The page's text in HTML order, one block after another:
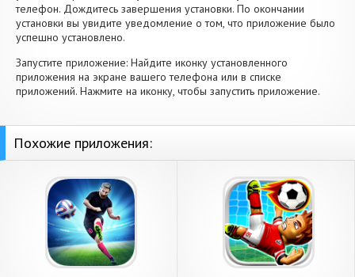
телефон. Дождитесь завершения установки. По окончании
установки вы увидите уведомление о том, что приложение было
успешно установлено.
Запустите приложение: Найдите иконку установленного
приложения на экране вашего телефона или в списке
приложений. Нажмите на иконку, чтобы запустить приложение.
Похожие приложения: